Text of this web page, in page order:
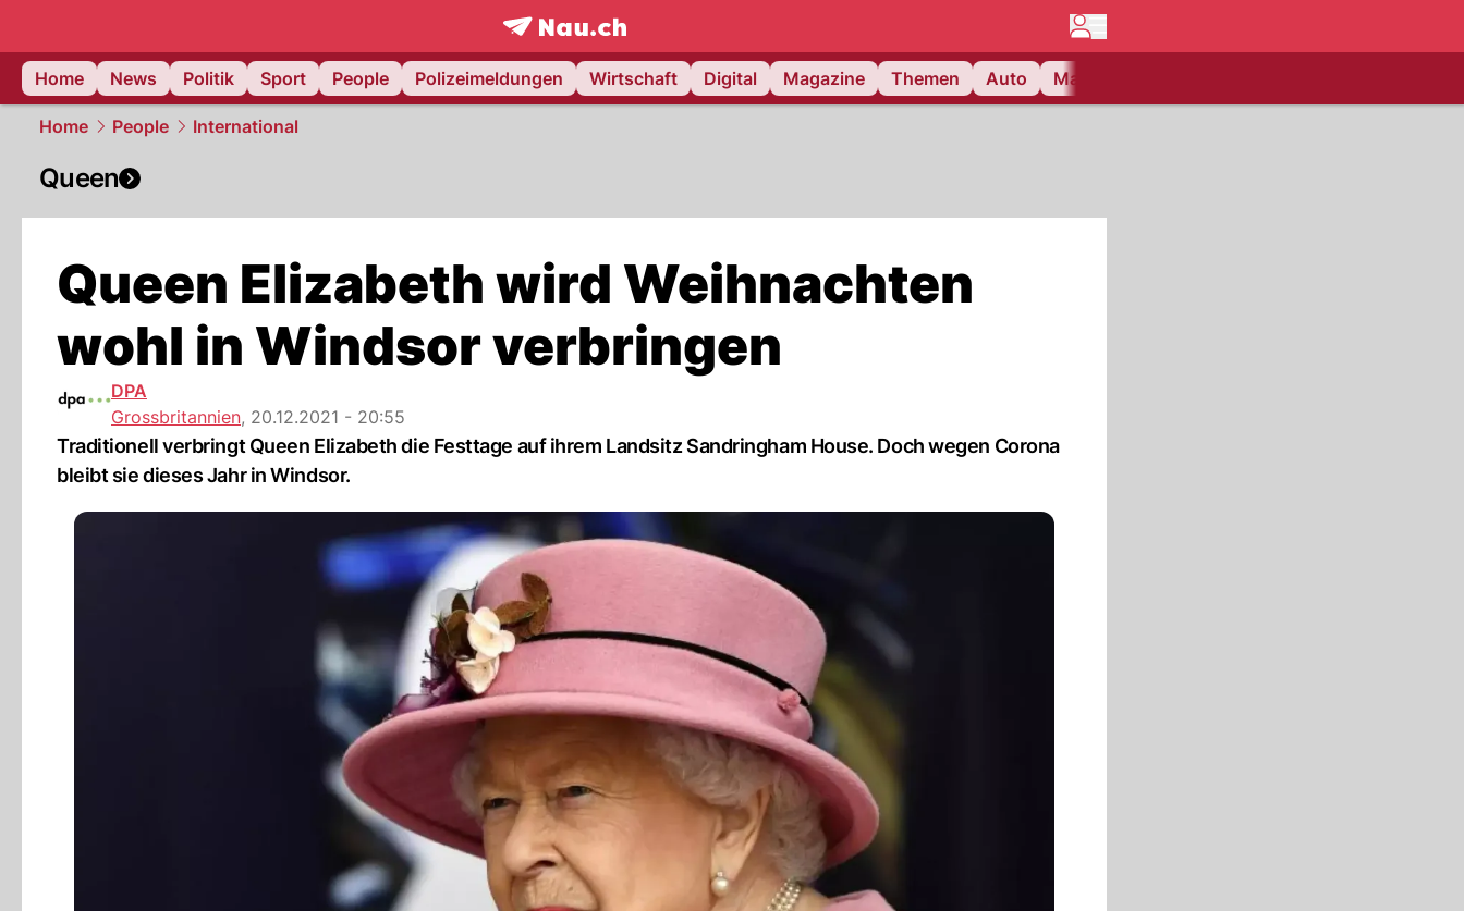
frontpage.NAU.ch
Home
News Politik Sport People Polizeimeldungen Wirtschaft Digital Magazine Themen Auto Matchcenter
Home People International
Queen
Queen Elizabeth wird Weihnachten
wohl in Windsor verbringen
DPA
Grossbritannien, 20.12.2021 - 20:55
Traditionell verbringt Queen Elizabeth die Festtage auf ihrem Landsitz Sandringham House. Doch wegen Corona
bleibt sie dieses Jahr in Windsor.